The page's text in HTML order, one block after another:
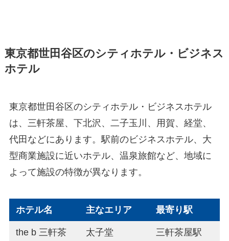
東京都世田谷区のシティホテル・ビジネス
ホテル
東京都世田谷区のシティホテル・ビジネスホテル
は、三軒茶屋、下北沢、二子玉川、用賀、経堂、
代田などにあります。駅前のビジネスホテル、大
型商業施設に近いホテル、温泉旅館など、地域に
よって施設の特徴が異なります。
ホテル名 主なエリア 最寄り駅
the b 三軒茶
太子堂 三軒茶屋駅